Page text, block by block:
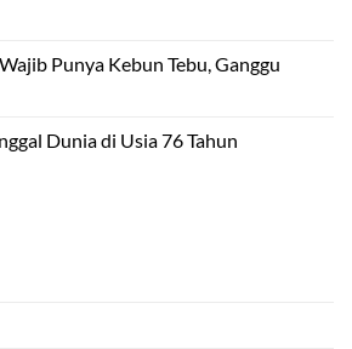
Punya Kebun Tebu, Ganggu
Dunia di Usia 76 Tahun